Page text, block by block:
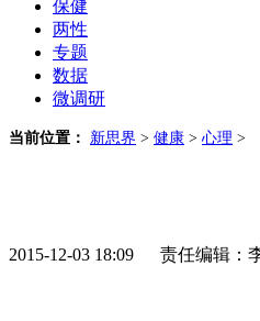
保健
两性
专题
数据
微调研
当前位置： 新思界 > 健康 > 心理 >
2015-12-03 18:09 责任编辑：